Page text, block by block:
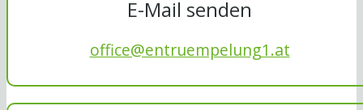
E-Mail senden
office@entruempelung1.at